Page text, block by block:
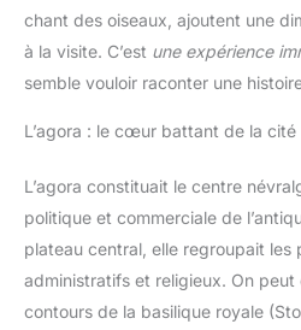
chant des oiseaux, ajoutent une
à la visite. C’est une expérience
semble vouloir raconter une
L’agora : le cœur battant de la cité
L’agora constituait le centre
politique et commerciale de
plateau central, elle regroupait les
administratifs et religieux. On
contours de la basilique royale